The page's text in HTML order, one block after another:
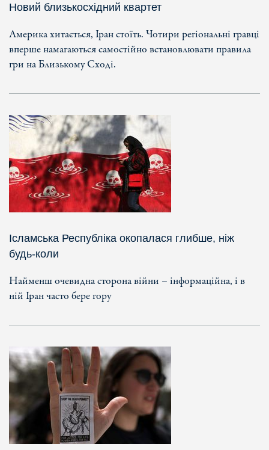
Новий близькосхідний квартет
Америка хитається, Іран стоїть. Чотири регіональні гравці
вперше намагаються самостійно встановлювати правила
гри на Близькому Сході.
Ісламська Республіка окопалася глибше, ніж
будь-коли
Найменш очевидна сторона війни – інформаційна, і в
ній Іран часто бере гору